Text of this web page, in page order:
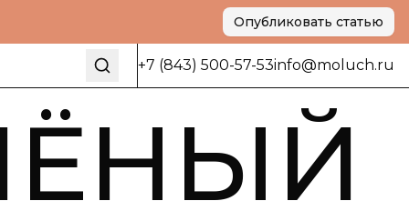
Опубликовать статью
+7 (843) 500-57-53info@moluch.ru